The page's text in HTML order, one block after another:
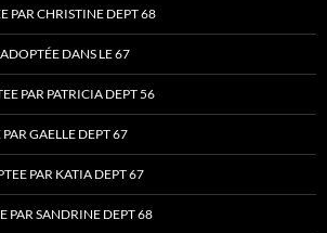
PAR CHRISTINE DEPT 68
DANS LE 67
PAR PATRICIA DEPT 56
GAELLE DEPT 67
PAR KATIA DEPT 67
PAR SANDRINE DEPT 68